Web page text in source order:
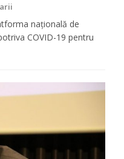
națională de
COVID-19 pentru